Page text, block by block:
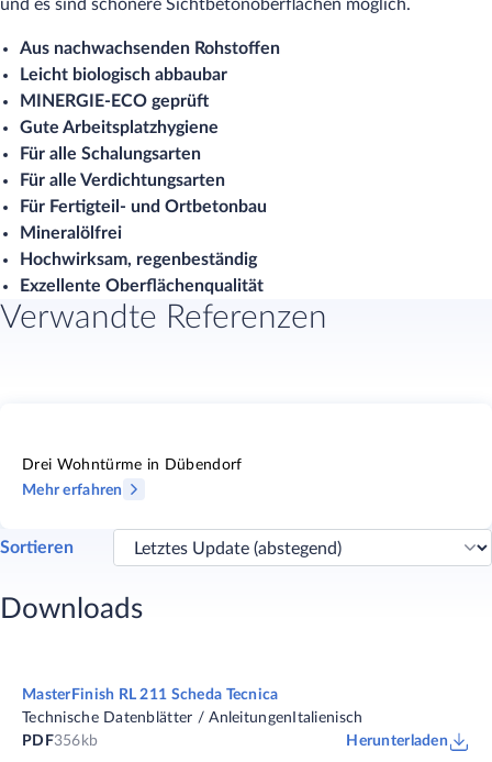
und es sind schönere Sichtbetonoberflächen möglich.
Aus nachwachsenden Rohstoffen
Leicht biologisch abbaubar
MINERGIE-ECO geprüft
Gute Arbeitsplatzhygiene
Für alle Schalungsarten
Für alle Verdichtungsarten
Für Fertigteil- und Ortbetonbau
Mineralölfrei
Hochwirksam, regenbeständig
Exzellente Oberflächenqualität
Verwandte Referenzen
Drei Wohntürme in Dübendorf
Mehr erfahren
Sortieren
Downloads
MasterFinish RL 211 Scheda Tecnica
Technische Datenblätter / Anleitungen Italienisch
PDF356kb Herunterladen